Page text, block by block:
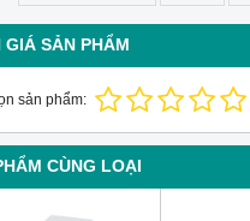
SẢN PHẨM
sản phẩm:
CÙNG LOẠI